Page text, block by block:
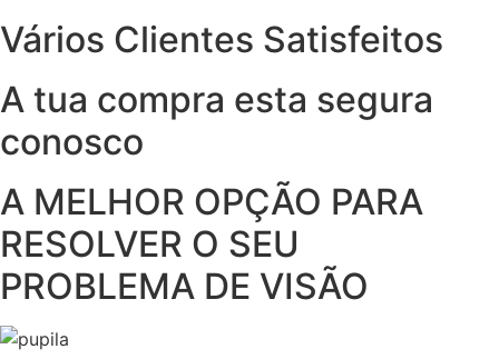
Vários Clientes Satisfeitos
A tua compra esta segura
conosco
A MELHOR OPÇÃO PARA
RESOLVER O SEU
PROBLEMA DE VISÃO